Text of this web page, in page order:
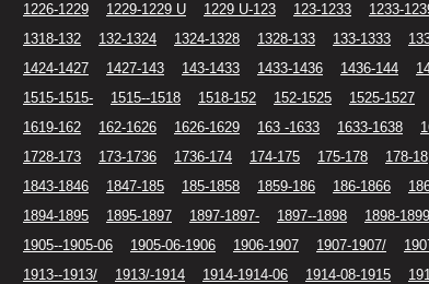
1226-1229
1229-1229 U 1229 U-123 123-1233 1233-
1318-132
132-1324 1324-1328 1328-133 133-1333
1424-1427
1427-143 143-1433 1433-1436 1436-144
1515-1515-
1515--1518 1518-152 152-1525 1525-1527
1619-162
162-1626 1626-1629 163 -1633 1633-1638
1728-173
173-1736 1736-174 174-175 175-178 178-18
1843-1846
1847-185 185-1858 1859-186 186-1866
1894-1895
1895-1897 1897-1897- 1897--1898 1898-1899
1905--1905-06
1905-06-1906 1906-1907 1907-1907/
1913--1913/
1913/-1914 1914-1914-06 1914-08-1915